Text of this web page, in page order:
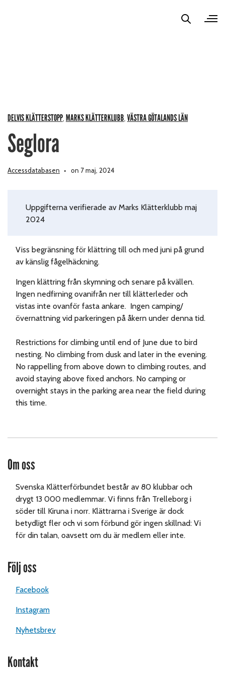
DELVIS KLÄTTERSTOPP, MARKS KLÄTTERKLUBB, VÄSTRA GÖTALANDS LÄN
Seglora
Accessdatabasen on 7 maj, 2024
Uppgifterna verifierade av Marks Klätterklubb maj
2024
Viss begränsning för klättring till och med juni på grund
av känslig fågelhäckning.
Ingen klättring från skymning och senare på kvällen.
Ingen nedfirning ovanifrån ner till klätterleder och
vistas inte ovanför fasta ankare. Ingen camping/
övernattning vid parkeringen på åkern under denna tid.
Restrictions for climbing until end of June due to bird
nesting. No climbing from dusk and later in the evening.
No rappelling from above down to climbing routes, and
avoid staying above fixed anchors. No camping or
overnight stays in the parking area near the field during
this time.
Om oss
Svenska Klätterförbundet består av 80 klubbar och
drygt 13 000 medlemmar. Vi finns från Trelleborg i
söder till Kiruna i norr. Klättrarna i Sverige är dock
betydligt fler och vi som förbund gör ingen skillnad: Vi
för din talan, oavsett om du är medlem eller inte.
Följ oss
Facebook
Instagram
Nyhetsbrev
Kontakt